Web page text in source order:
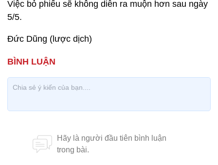
Việc bỏ phiếu sẽ không diễn ra muộn hơn sau ngày
5/5.
Đức Dũng (lược dịch)